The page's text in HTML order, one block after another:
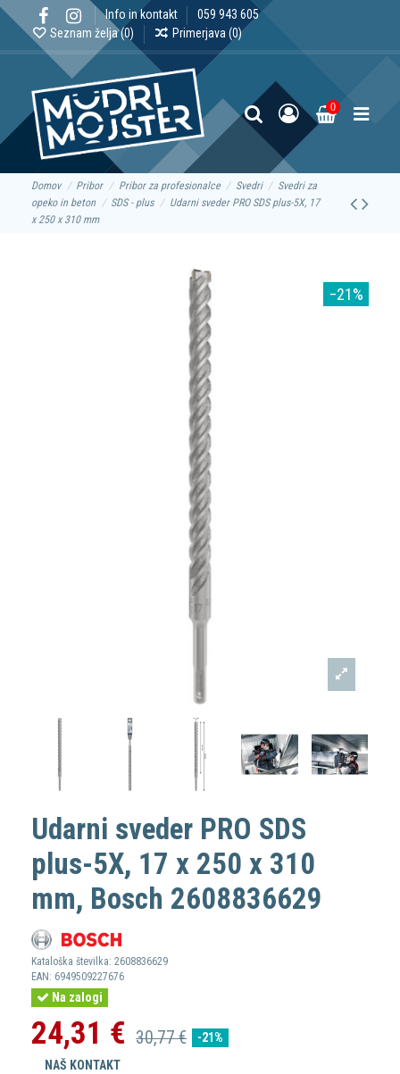
Info in kontakt
059 943 605
Seznam želja (0) Primerjava (0)
0
Domov Pribor Pribor za profesionalce Svedri
Svedri za
opeko in beton
SDS - plus
Udarni sveder PRO SDS plus-5X, 17
x 250 x 310 mm
−21%
Udarni sveder PRO SDS
plus-5X, 17 x 250 x 310
mm, Bosch 2608836629
Kataloška številka: 2608836629
EAN: 6949509227676
Na zalogi
24,31 € 30,77 €
-21%
NAŠ KONTAKT